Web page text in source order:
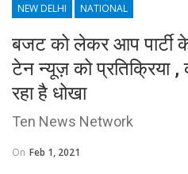
NEW DELHI NATIONAL
बजट को लेकर आप पार्टी
टेन न्यूज़ को प्रतिक्रिया ,
रहा है धोखा
Ten News Network
On Feb 1, 2021